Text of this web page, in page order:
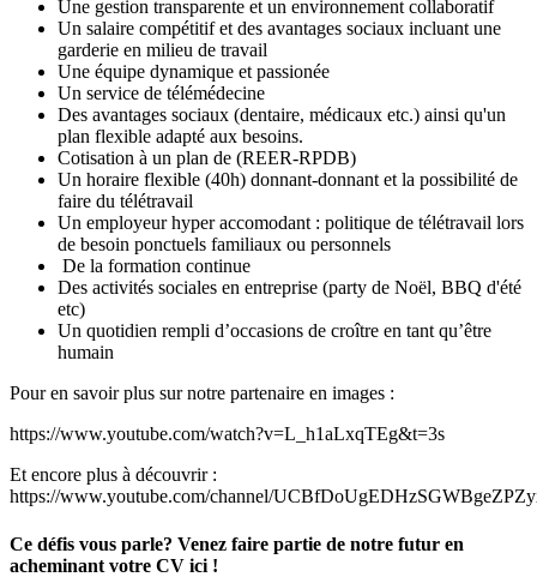
Une gestion transparente et un environnement collaboratif
Un salaire compétitif et des avantages sociaux incluant une
garderie en milieu de travail
Une équipe dynamique et passionée
Un service de télémédecine
Des avantages sociaux (dentaire, médicaux etc.) ainsi qu'un
plan flexible adapté aux besoins.
Cotisation à un plan de (REER-RPDB)
Un horaire flexible (40h) donnant-donnant et la possibilité de
faire du télétravail
Un employeur hyper accomodant : politique de télétravail lors
de besoin ponctuels familiaux ou personnels
De la formation continue
Des activités sociales en entreprise (party de Noël, BBQ d'été
etc)
Un quotidien rempli d’occasions de croître en tant qu’être
humain
Pour en savoir plus sur notre partenaire en images :
https://www.youtube.com/watch?v=L_h1aLxqTEg&t=3s
Et encore plus à découvrir :
https://www.youtube.com/channel/
Ce défis vous parle? Venez faire partie de notre futur en
acheminant votre CV ici !